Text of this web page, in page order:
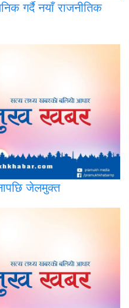
गर्दै नयाँ राजनीतिक
जेलमुक्त